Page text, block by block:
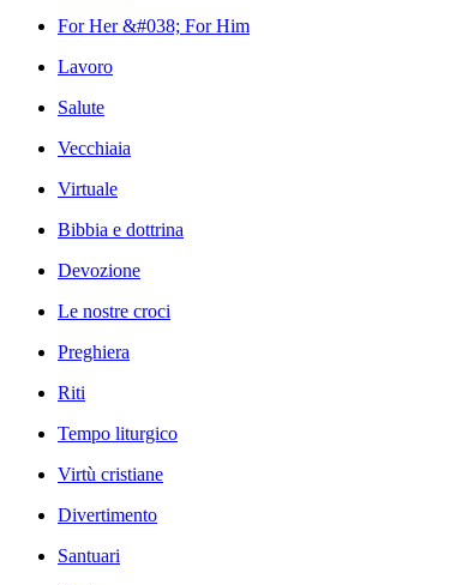
For Her &#038; For Him
Lavoro
Salute
Vecchiaia
Virtuale
Bibbia e dottrina
Devozione
Le nostre croci
Preghiera
Riti
Tempo liturgico
Virtù cristiane
Divertimento
Santuari